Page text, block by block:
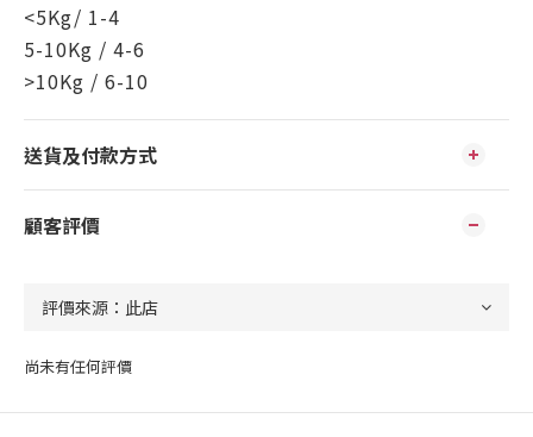
<5Kg/ 1-4
5-10Kg / 4-6
>10Kg / 6-10
送貨及付款方式
顧客評價
尚未有任何評價